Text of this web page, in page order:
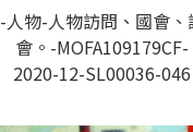
-人物-人物訪問、國會、
會。-MOFA109179CF-
2020-12-SL00036-046